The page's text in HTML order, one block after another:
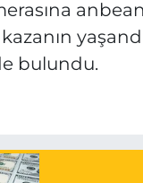
anbean
bulundu.